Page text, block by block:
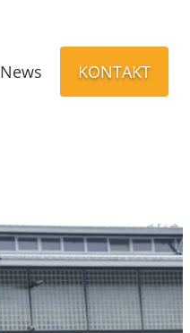
News KONTAKT